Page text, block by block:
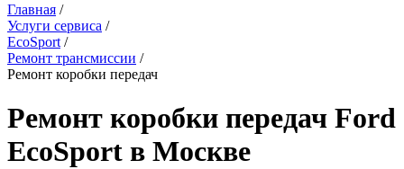
Главная /
Услуги сервиса /
EcoSport /
Ремонт трансмиссии /
Ремонт коробки передач
Ремонт коробки передач Ford
EcoSport в Москве